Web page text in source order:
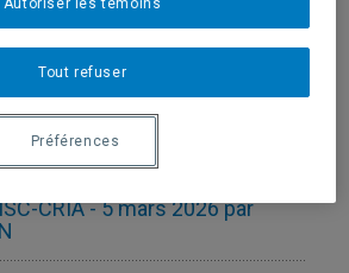
CRIA - 19 mars 2026 par
- Alexandre ST-VINCENT
mars 2026 -Doctorat en
CRIA - 5 mars 2026 par
Tout refuser
Autoriser les témoins
Préférences